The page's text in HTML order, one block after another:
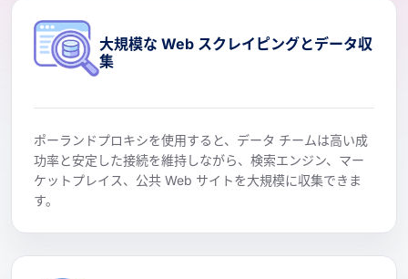
大規模な Web スクレイピングとデータ収
集
ポーランドプロキシを使用すると、データ チームは高い成
功率と安定した接続を維持しながら、検索エンジン、マー
ケットプレイス、公共 Web サイトを大規模に収集できま
す。